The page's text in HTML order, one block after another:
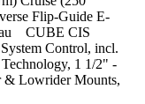
Flip-Guide E-
CUBE CIS
Control, incl.
1 1/2" -
& Lowrider Mounts,